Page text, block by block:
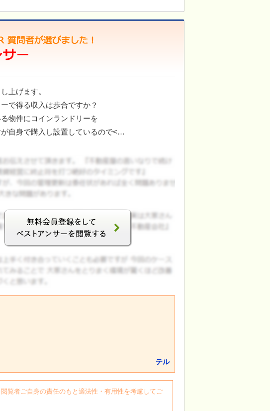
上げます。
で得る収入は歩合ですか？
物件にコインランドリーを
自身で購入し設置しているので<…
テル
覧者ご自身の責任のもと適法性・有用性を考慮してご